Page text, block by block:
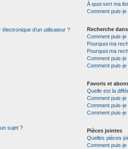
d’un utilisateur ?
sujet ?
À quoi sert ma
Comment puis-je
Recherche
Comment puis-
Pourquoi ma
Pourquoi ma
Comment puis-
Comment puis-
Favoris et
Quelle est la
Comment puis-
Comment puis-je
Comment puis-
Pièces jointes
Quelles pièces
Comment puis-